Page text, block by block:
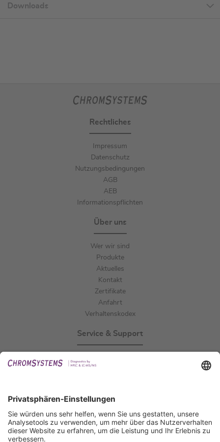
Downloads
Rechtliches
Impressum
Datenschutz
Nutzungsbedingungen
AGB
AEB
Informationspflichten
Über uns
Wer wir sind
Produkte
Aktuelles
Kontakt
Zertifikate
Anfahrt
Verhaltenskodex
Service & Support
IFU anfordern
Zertifizierungen